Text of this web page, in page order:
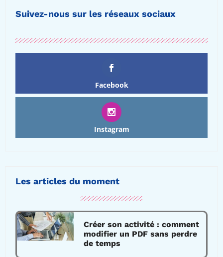
Suivez-nous sur les réseaux sociaux
Facebook
Instagram
Les articles du moment
Créer son activité : comment
modifier un PDF sans perdre
de temps